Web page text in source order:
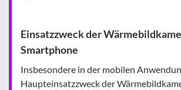
Einsatzzweck der
Smartphone
Insbesondere in der mobilen
Haupteinsatzzweck der